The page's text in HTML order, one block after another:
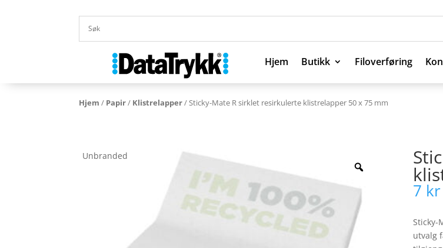
Hjem Butikk Filoverføring
Hjem Butikk Filoverføring
Hjem / Papir/ Klistrelapper/ Sticky-Mate R sirklet resirkulerte klistrelapper 50 x 75 mm
Unbranded
7 kr
Sticky-
utvalg